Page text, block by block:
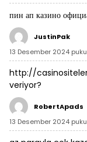
пин ап казино
JustinPak
13 Desember 2024
http://
veriyor?
RobertApads
13 Desember 2024